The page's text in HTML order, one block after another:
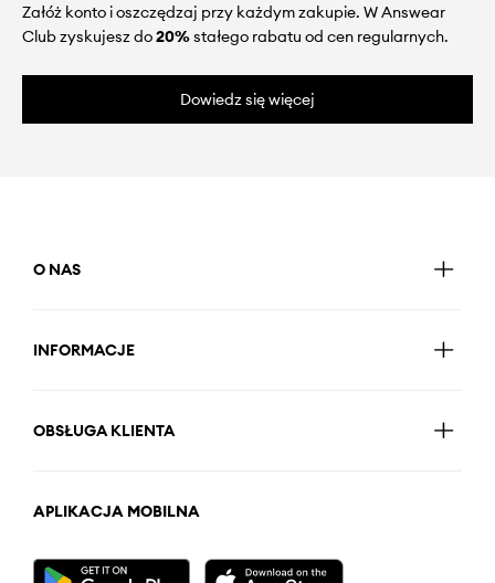
Załóż konto i oszczędzaj przy każdym zakupie. W Answear
Club zyskujesz do20%stałego rabatu od cen regularnych.
Dowiedz się więcej
O NAS
INFORMACJE
OBSŁUGA KLIENTA
APLIKACJA MOBILNA